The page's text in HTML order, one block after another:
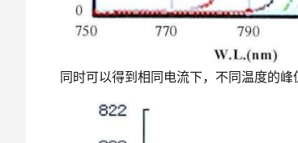
同时可以得到相同电流下，不同温度的峰